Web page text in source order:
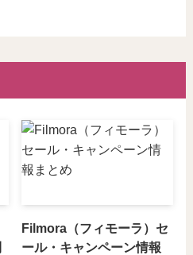
Filmora（フィモーラ）セ
ール・キャンペーン情報